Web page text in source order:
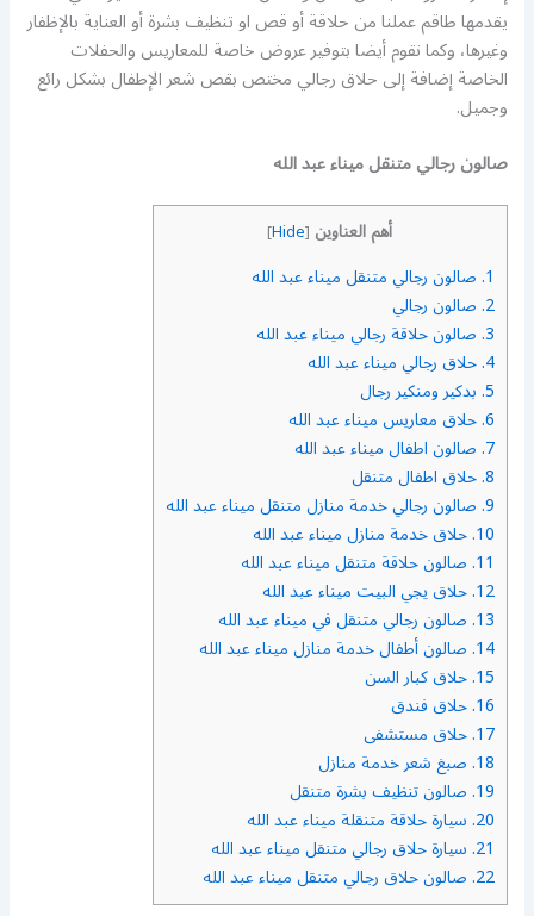
يقدمها طاقم عملنا من حلاقة أو قص او تنظيف بشرة أو العناية بالإظفار
وغيرها، وكما نقوم أيضا بتوفير عروض خاصة للمعاريس والحفلات
الخاصة إضافة إلى حلاق رجالي مختص بقص شعر الإطفال بشكل رائع
وجميل.
صالون رجالي متنقل ميناء عبد الله
أهم العناوين [
Hide
]
1. صالون رجالي متنقل ميناء عبد الله
2. صالون رجالي
3. صالون حلاقة رجالي ميناء عبد الله
4. حلاق رجالي ميناء عبد الله
5. بدكير ومنكير رجال
6. حلاق معاريس ميناء عبد الله
7. صالون اطفال ميناء عبد الله
8. حلاق اطفال متنقل
9. صالون رجالي خدمة منازل متنقل ميناء عبد الله
10. حلاق خدمة منازل ميناء عبد الله
11. صالون حلاقة متنقل ميناء عبد الله
12. حلاق يجي البيت ميناء عبد الله
13. صالون رجالي متنقل في ميناء عبد الله
14. صالون أطفال خدمة منازل ميناء عبد الله
15. حلاق كبار السن
16. حلاق فندق
17. حلاق مستشفى
18. صبغ شعر خدمة منازل
19. صالون تنظيف بشرة متنقل
20. سيارة حلاقة متنقلة ميناء عبد الله
21. سيارة حلاق رجالي متنقل ميناء عبد الله
22. صالون حلاق رجالي متنقل ميناء عبد الله